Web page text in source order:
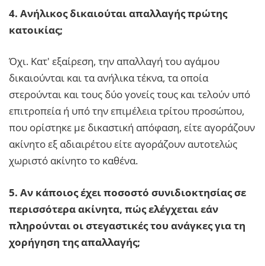
4. Ανήλικος δικαιούται απαλλαγής πρώτης
κατοικίας;
Όχι. Κατ' εξαίρεση, την απαλλαγή του αγάμου
δικαιούνται και τα ανήλικα τέκνα, τα οποία
στερούνται και τους δύο γονείς τους και τελούν υπό
επιτροπεία ή υπό την επιμέλεια τρίτου προσώπου,
που ορίστηκε με δικαστική απόφαση, είτε αγοράζουν
ακίνητο εξ αδιαιρέτου είτε αγοράζουν αυτοτελώς
χωριστό ακίνητο το καθένα.
5. Αν κάποιος έχει ποσοστό συνιδιοκτησίας σε
περισσότερα ακίνητα, πώς ελέγχεται εάν
πληρούνται οι στεγαστικές του ανάγκες για τη
χορήγηση της απαλλαγής;